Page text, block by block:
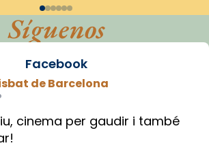
Síguenos
Facebook
de Barcelona
cinema per gaudir i també